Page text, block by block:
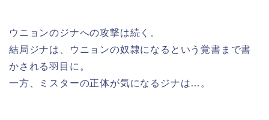
ウニョンのジナへの攻撃は続く。
結局ジナは、ウニョンの奴隷になるという覚書まで書
かされる羽目に。
一方、ミスターの正体が気になるジナは…。